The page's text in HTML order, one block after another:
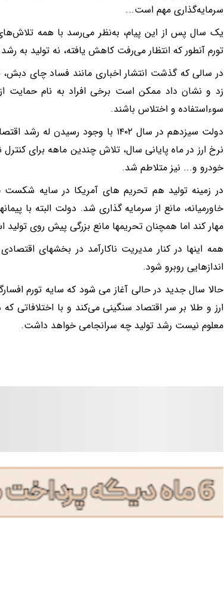
سرمایه‌گذاری مهم است.‌‌..
یک سال پس از این پیام، به‌نظر می‌رسد با همه
تورم آنطور که انتظار می‌رفت کاهش یافته، نه تولید به
در سالی که گذشت انتشار اخباری مانند فساد چای دبش،
زد و نشان داد ممکن است برخی افراد به نام‌ حمایت از
سوءاستفاده و اختلاس باشند.
دولت سیزدهم در سال ۱۴۰۲ با وجود
نرخ ارز در ماه پایانی سال، تلاش چندین ماهه برای
خودرو و... نیز متلاطم شد.
در زمینه تولید هم تحریم های آمریکا در سایه
خاورمیانه، مانع از سرمایه گذاری شد. دولت البته با
مهار کند اما همچنان تحریمها مانع بزرگی پیش روی
همه اینها در کنار مدیریت ناکارآمد در بخشهای
اندازهایی روبرو شود.
حالا سال جدید در حالی آغاز می شود که سایه تورم
ارز و طلا بر سر اقتصاد سنگینی می‌کند و با اختلافاتی
معلوم‌ نیست رشد تولید چه سرانجامی خواهد داشت.